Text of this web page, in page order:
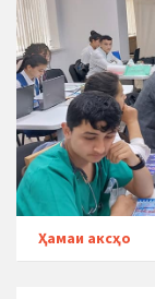
Ҳамаи аксҳо